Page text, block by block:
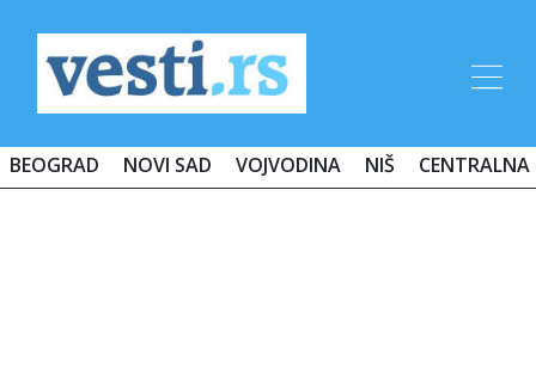
BEOGRAD NOVI SAD VOJVODINA NIŠ CENTRALNA